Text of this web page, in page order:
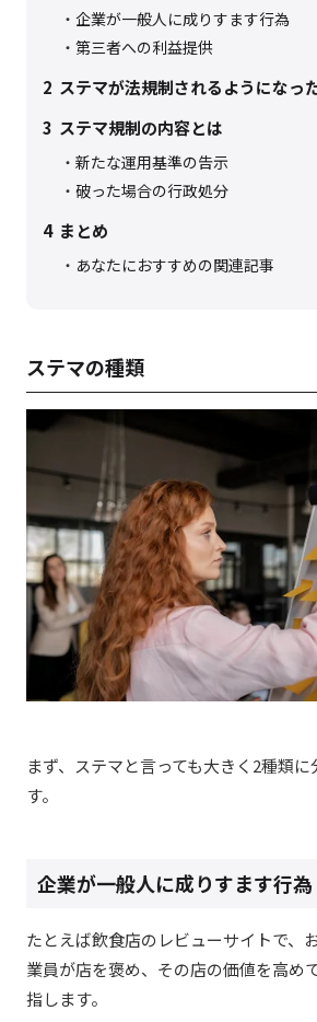
企業が一般人に成りすます行為
第三者への利益提供
2 ステマが法規制されるようになっ
3 ステマ規制の内容とは
新たな運用基準の告示
破った場合の行政処分
4 まとめ
あなたにおすすめの関連記事
ステマの種類
まず、ステマと言っても大きく2種類
す。
企業が一般人に成りすます行為
たとえば飲食店のレビューサイトで、
業員が店を褒め、その店の価値を高め
指します。